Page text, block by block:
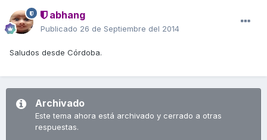
abhang
Publicado 26 de Septiembre del 2014
Saludos desde Córdoba.
Archivado
Este tema ahora está archivado y cerrado a otras
respuestas.